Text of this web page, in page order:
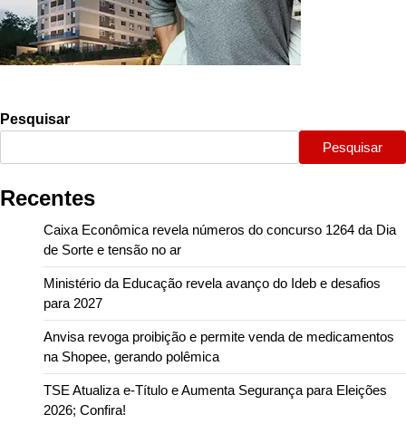
Pesquisar
Pesquisar
Recentes
Caixa Econômica revela números do concurso 1264 da Dia
de Sorte e tensão no ar
Ministério da Educação revela avanço do Ideb e desafios
para 2027
Anvisa revoga proibição e permite venda de medicamentos
na Shopee, gerando polêmica
TSE Atualiza e-Título e Aumenta Segurança para Eleições
2026; Confira!